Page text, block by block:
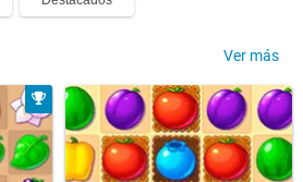
Ver más